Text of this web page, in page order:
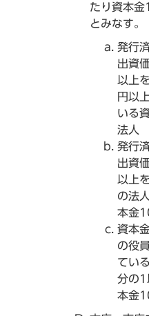
たり資本金
とみなす。
発行
出資
以上
円以
いる
法人
発行
出資
以上
の法
本金
資本
の役
てい
分の1
本金